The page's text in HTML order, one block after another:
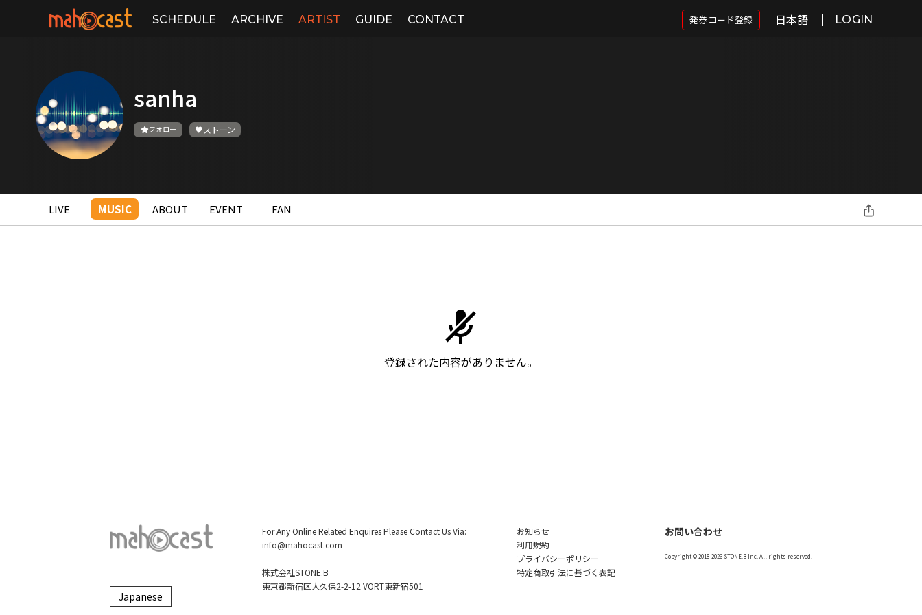
SCHEDULE ARCHIVE ARTIST GUIDE CONTACT 発券コード登録 日本語 LOGIN
sanha
フォロー ストーン
LIVE MUSIC ABOUT EVENT FAN
登録された内容がありません。
For Any Online Related Enquires Please Contact Us Via:
info@mahocast.com
株式会社STONE.B
東京都新宿区大久保2-2-12 VORT東新宿501
お知らせ
利用規約
プライバシーポリシー
特定商取引法に基づく表記
お問い合わせ
Copyright © 2018-2026 STONE.B Inc. All rights reserved.